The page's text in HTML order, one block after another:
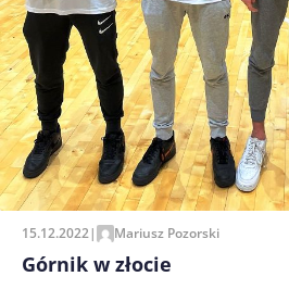
15.12.2022| Mariusz Pozorski
Górnik w złocie